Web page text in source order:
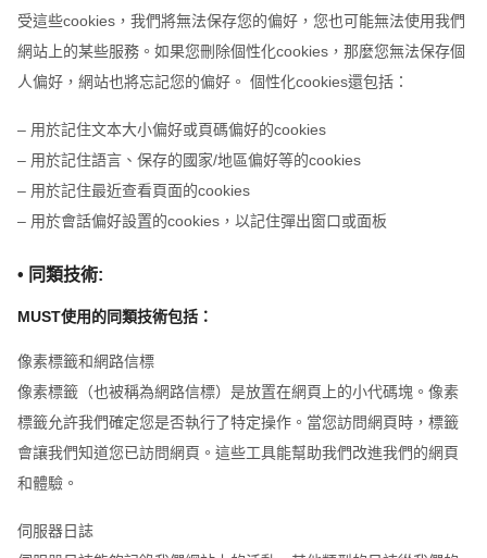
受這些cookies，我們將無法保存您的偏好，您也可能無法使用我們
網站上的某些服務。如果您刪除個性化cookies，那麼您無法保存個
人偏好，網站也將忘記您的偏好。 個性化cookies還包括：
– 用於記住文本大小偏好或頁碼偏好的cookies
– 用於記住語言、保存的國家/地區偏好等的cookies
– 用於記住最近查看頁面的cookies
– 用於會話偏好設置的cookies，以記住彈出窗口或面板
• 同類技術:
MUST使用的同類技術包括：
像素標籤和網路信標
像素標籤（也被稱為網路信標）是放置在網頁上的小代碼塊。像素
標籤允許我們確定您是否執行了特定操作。當您訪問網頁時，標籤
會讓我們知道您已訪問網頁。這些工具能幫助我們改進我們的網頁
和體驗。
伺服器日誌